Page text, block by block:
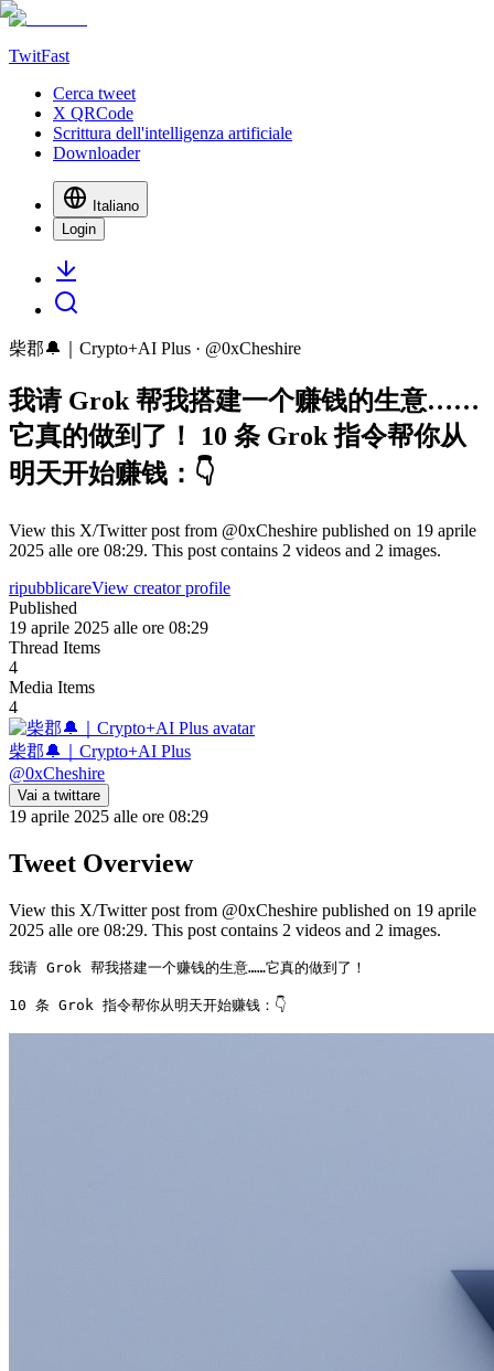
TwitFast
Cerca tweet
X QRCode
Scrittura dell'intelligenza artificiale
Downloader
Italiano
Login
柴郡🔔｜Crypto+AI Plus · @0xCheshire
我请 Grok 帮我搭建一个赚钱的生意……
它真的做到了！ 10 条 Grok 指令帮你从
明天开始赚钱：👇
View this X/Twitter post from @0xCheshire published on 19 aprile
2025 alle ore 08:29. This post contains 2 videos and 2 images.
ripubblicareView creator profile
Published
19 aprile 2025 alle ore 08:29
Thread Items
4
Media Items
4
柴郡🔔｜Crypto+AI Plus
@0xCheshire
Vai a twittare
19 aprile 2025 alle ore 08:29
Tweet Overview
View this X/Twitter post from @0xCheshire published on 19 aprile
2025 alle ore 08:29. This post contains 2 videos and 2 images.
我请 Grok 帮我搭建一个赚钱的生意……它真的做到了！
10 条 Grok 指令帮你从明天开始赚钱：👇